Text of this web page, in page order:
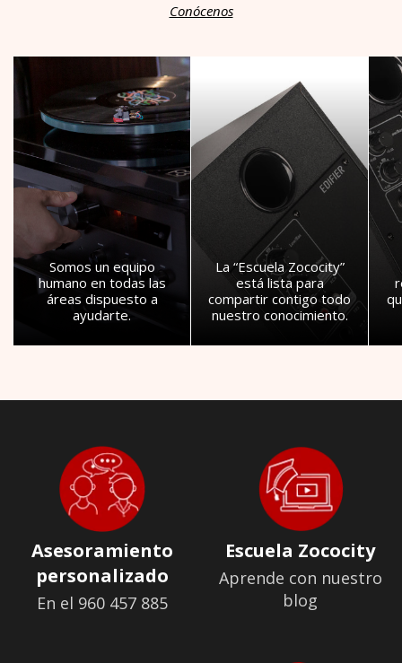
Conócenos
Somos un equipo
humano en todas las
áreas dispuesto a
ayudarte.
La “Escuela Zococity”
está lista para
compartir contigo todo
nuestro conocimiento.
Asesoramiento
personalizado
En el 960 457 885
Escuela Zococity
Aprende con nuestro
blog